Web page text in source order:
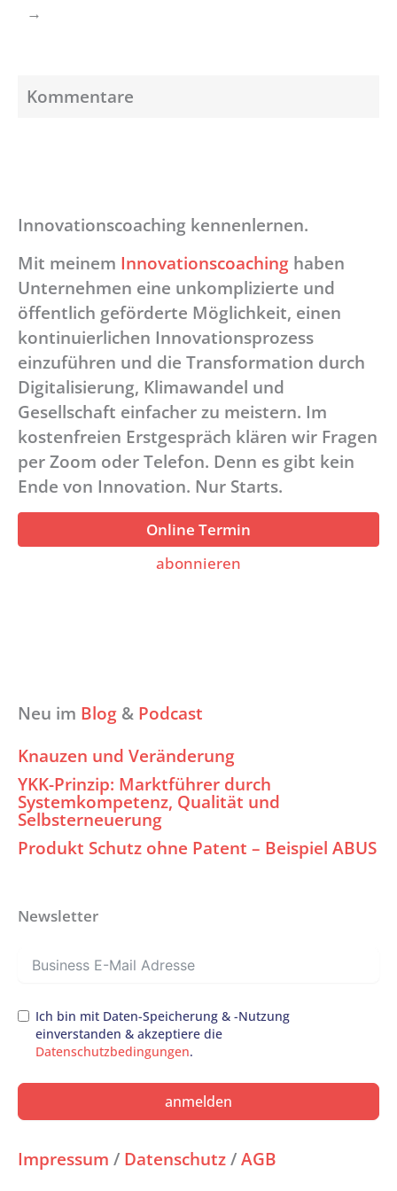
→
Kommentare
Innovationscoaching kennenlernen.
Mit meinem Innovationscoaching haben
Unternehmen eine unkomplizierte und
öffentlich geförderte Möglichkeit, einen
kontinuierlichen Innovationsprozess
einzuführen und die Transformation durch
Digitalisierung, Klimawandel und
Gesellschaft einfacher zu meistern. Im
kostenfreien Erstgespräch klären wir Fragen
per Zoom oder Telefon. Denn es gibt kein
Ende von Innovation. Nur Starts.
Online Termin
abonnieren
Neu im Blog & Podcast
Knauzen und Veränderung
YKK-Prinzip: Marktführer durch
Systemkompetenz, Qualität und
Selbsterneuerung
Produkt Schutz ohne Patent – Beispiel ABUS
Newsletter
Ich bin mit Daten-Speicherung & -Nutzung
einverstanden & akzeptiere die
Datenschutzbedingungen.
anmelden
Impressum / Datenschutz / AGB